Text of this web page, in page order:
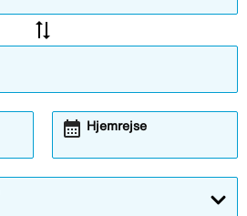
sync_alt
Hjemrejse
calendar_month